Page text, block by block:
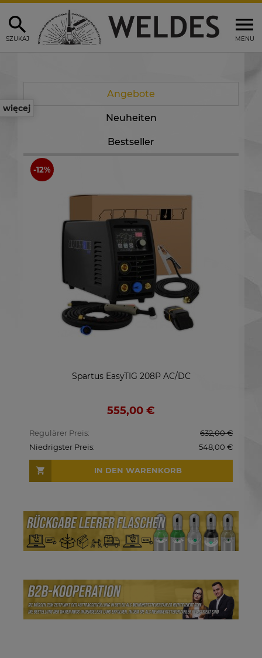
MENU
SZUKAJ
więcej
Angebote
Neuheiten
Bestseller
632,00 €
548,00 €
Spartus EasyTIG 203P DC
IN DEN